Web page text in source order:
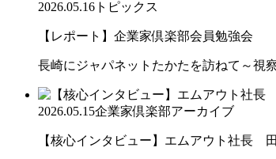
2026.05.16 トピックス
【レポート】企業家倶楽部会員勉強会
長崎にジャパネットたかたを訪ねて～視
2026.05.15企業家倶楽部アーカイブ
【核心インタビュー】エムアウト社長